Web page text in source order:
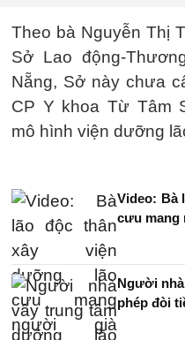
Theo bà Nguyễn Thị
Sở Lao động-
Nẵng, Sở này chưa
CP Y khoa Từ Tâm
mô hình viện dưỡng
Video: Bà
cưu mang
Người
phép đòi